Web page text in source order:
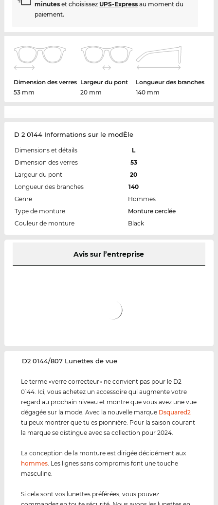
minuteset choisissez UPS-Expressau moment du
paiement.
Dimension des verres
53 mm
Largeur du pont
20 mm
Longueur des branches
140 mm
D 2 0144 Informations sur le modÈle
Dimensions et détails
L
Dimension des verres
53
Largeur du pont
20
Longueur des branches
140
Genre
Hommes
Type de monture
Monture cerclée
Couleur de monture
Black
Avis sur l’entreprise
‌D2 0144/807 Lunettes de vue
Le terme «verre correcteur» ne convient pas pour le D2
0144. Ici, vous achetez un accessoire qui augmente votre
regard au prochain niveau et montre que vous avez une vue
dégagée sur la mode. Avec la nouvelle marque Dsquared2
tu peux montrer que tu es pionnière. Pour la saison courant
la marque se distingue avec sa collection pour 2024.
La conception de la monture est dirigée décidément aux
hommes. Les lignes sans compromis font une touche
masculine.
Si cela sont vos lunettes préférées, vous pouvez